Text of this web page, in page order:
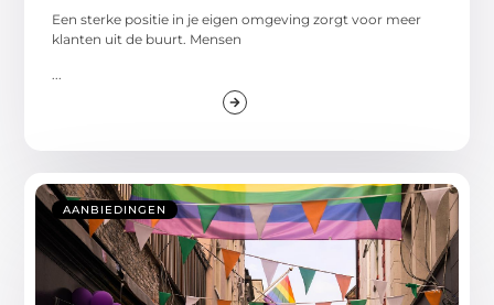
Een sterke positie in je eigen omgeving zorgt voor meer
klanten uit de buurt. Mensen
...
AANBIEDINGEN